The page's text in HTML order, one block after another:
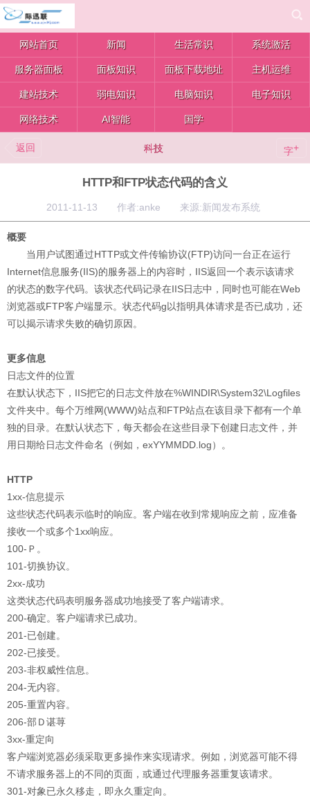
网站首页 新闻 生活常识 系统激活
服务器面板 面板知识 面板下载地址 主机运维
建站技术 弱电知识 电脑知识 电子知识
网络技术 AI智能 国学
返回 科技 字+
HTTP和FTP状态代码的含义
2011-11-13 作者:anke 来源:新闻发布系统
概要
当用户试图通过HTTP或文件传输协议(FTP)访问一台正在运行
Internet信息服务(IIS)的服务器上的内容时，IIS返回一个表示该请求
的状态的数字代码。该状态代码记录在IIS日志中，同时也可能在Web
浏览器或FTP客户端显示。状态代码g以指明具体请求是否已成功，还
可以揭示请求失败的确切原因。
更多信息
日志文件的位置
在默认状态下，IIS把它的日志文件放在%WINDIR\System32\Logfiles
文件夹中。每个万维网(WWW)站点和FTP站点在该目录下都有一个单
独的目录。在默认状态下，每天都会在这些目录下创建日志文件，并
用日期给日志文件命名（例如，exYYMMDD.log）。
HTTP
1xx-信息提示
这些状态代码表示临时的响应。客户端在收到常规响应之前，应准备
接收一个或多个1xx响应。
100-Ｐ。
101-切换协议。
2xx-成功
这类状态代码表明服务器成功地接受了客户端请求。
200-确定。客户端请求已成功。
201-已创建。
202-已接受。
203-非权威性信息。
204-无内容。
205-重置内容。
206-部Ｄ谌荨
3xx-重定向
客户端浏览器必须采取更多操作来实现请求。例如，浏览器可能不得
不请求服务器上的不同的页面，或通过代理服务器重复该请求。
301-对象已永久移走，即永久重定向。